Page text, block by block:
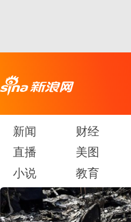
新闻 财经
直播
美图
小说
教育